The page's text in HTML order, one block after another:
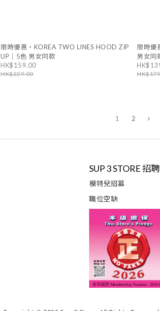
限時優惠・KOREA TWO LINES HOOD ZIP
UP｜5色 男女同款
HK$159.00
HK$229.00
限時優
男女同
1 2
SUP 3 STORE 招聘
模特兒招募
職位空缺